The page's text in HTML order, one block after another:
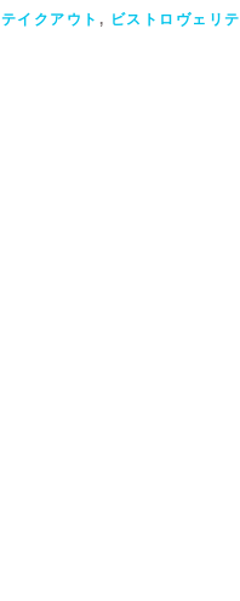
テイクアウト , ビストロヴェリテ